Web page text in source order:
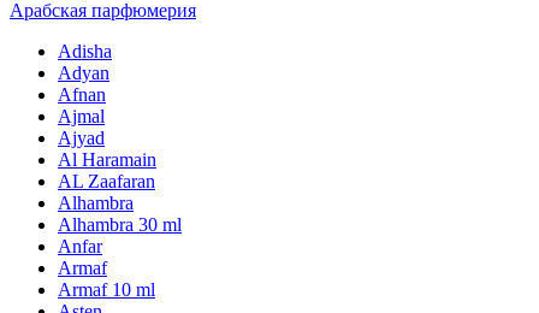
Арабская парфюмерия
Adisha
Adyan
Afnan
Ajmal
Ajyad
Al Haramain
AL Zaafaran
Alhambra
Alhambra 30 ml
Anfar
Armaf
Armaf 10 ml